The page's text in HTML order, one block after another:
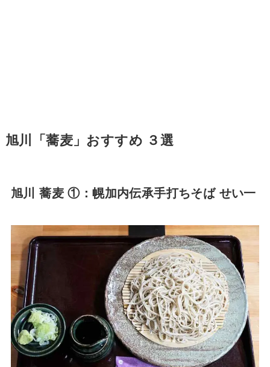
旭川「蕎麦」おすすめ ３選
旭川 蕎麦 ①：幌加内伝承手打ちそば せい一